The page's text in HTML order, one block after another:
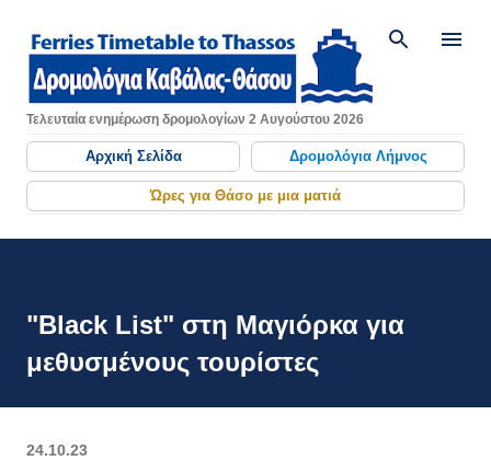
Μετάβαση στο κύριο περιεχόμενο
Τελευταία ενημέρωση δρομολογίων 2 Αυγούστου 2026
Αρχική Σελίδα Δρομολόγια Λήμνος
Ώρες για Θάσο με μια ματιά
"Black List" στη Μαγιόρκα για
μεθυσμένους τουρίστες
24.10.23